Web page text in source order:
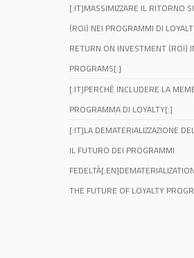
[:IT]MASSIMIZZARE IL RITORNO
(ROI) NEI PROGRAMMI DI
RETURN ON INVESTMENT (ROI)
PROGRAMS[:]
[:IT]PERCHÉ INCLUDERE LA
PROGRAMMA DI LOYALTY[:]
[:IT]LA DEMATERIALIZZAZIONE
IL FUTURO DEI PROGRAMMI
THE FUTURE OF LOYALTY